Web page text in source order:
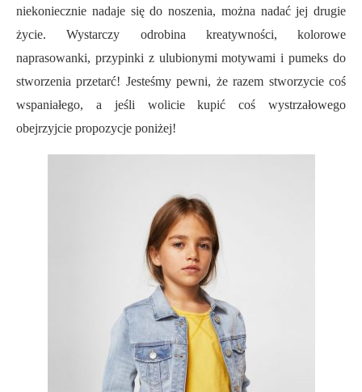
niekoniecznie nadaje się do noszenia, można nadać jej drugie
życie. Wystarczy odrobina kreatywności, kolorowe
naprasowanki, przypinki z ulubionymi motywami i pumeks do
stworzenia przetarć! Jesteśmy pewni, że razem stworzycie coś
wspaniałego, a jeśli wolicie kupić coś wystrzałowego
obejrzyjcie propozycje poniżej!